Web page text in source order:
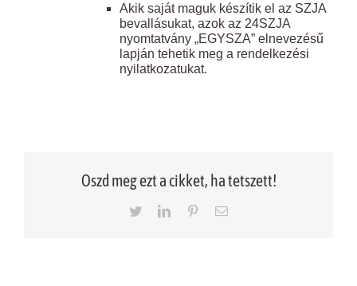
Akik saját maguk készítik el az SZJA
bevallásukat, azok az 24SZJA
nyomtatvány „EGYSZA” elnevezésű
lapján tehetik meg a rendelkezési
nyilatkozatukat.
Oszd meg ezt a cikket, ha tetszett!
TwitterLinkedInPinterestEmail